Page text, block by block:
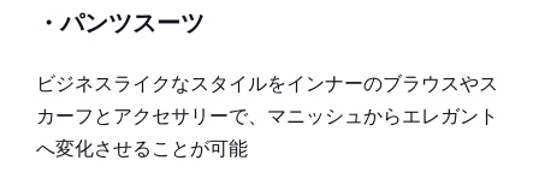
・パンツスーツ
ビジネスライクなスタイルをインナーのブラウスやス
カーフとアクセサリーで、マニッシュからエレガント
へ変化させることが可能